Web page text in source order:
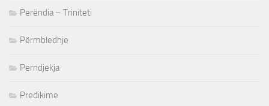
Perëndia – Triniteti
Përmbledhje
Perndjekja
Predikime